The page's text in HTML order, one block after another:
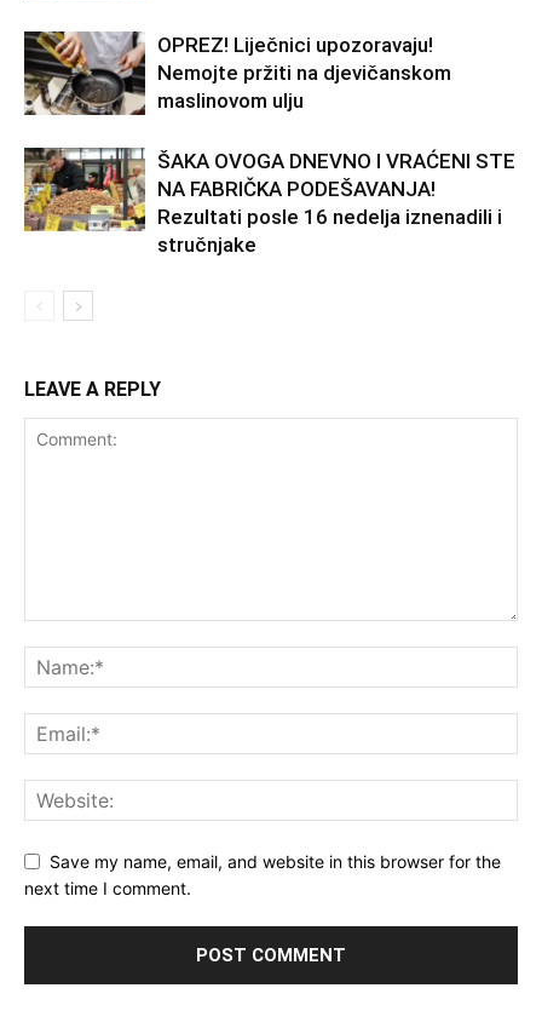
OPREZ! Liječnici upozoravaju!
Nemojte pržiti na djevičanskom
maslinovom ulju
ŠAKA OVOGA DNEVNO I VRAĆENI STE
NA FABRIČKA PODEŠAVANJA!
Rezultati posle 16 nedelja iznenadili i
stručnjake
LEAVE A REPLY
Save my name, email, and website in this browser for the
next time I comment.